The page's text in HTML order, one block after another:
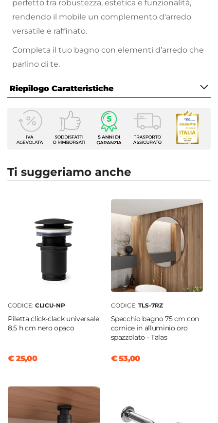
perfetto tra robustezza, estetica e funzionalità,
rendendo il mobile un complemento d'arredo
versatile e raffinato.
Completa il tuo bagno con elementi d’arredo che
parlino di te.
Riepilogo Caratteristiche
Caratteristiche Mobile
Larghezza
100 cm
Altezza
Struttura
Ante
Legno nobilitato
Frontale
Sistema Di Apertura
Gola
Assemblato
Kit Fissaggio A Muro
Incluso
Colore
Ti suggeriamo anche
CODICE: CLICU-NP
Piletta click-clack universale
8,5 h cm nero opaco
€ 25,00
CODICE: TLS-7RZ
Specchio bagno 75 cm con
cornice in alluminio oro
spazzolato - Talas
€ 53,00